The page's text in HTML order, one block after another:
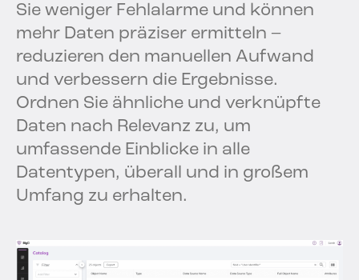
Sie weniger Fehlalarme und können
mehr Daten präziser ermitteln –
reduzieren den manuellen Aufwand
und verbessern die Ergebnisse.
Ordnen Sie ähnliche und verknüpfte
Daten nach Relevanz zu, um
umfassende Einblicke in alle
Datentypen, überall und in großem
Umfang zu erhalten.